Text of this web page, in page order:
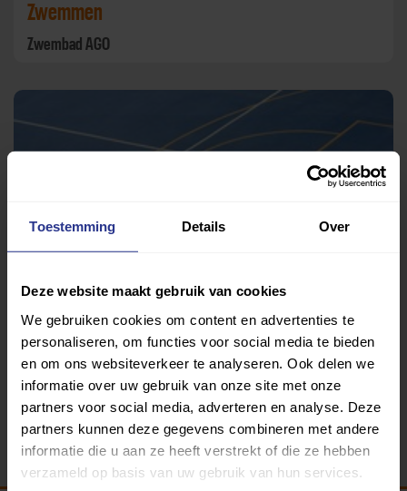
Toestemming Details Over
Deze website maakt gebruik van cookies
We gebruiken cookies om content en advertenties te
personaliseren, om functies voor social media te bieden
en om ons websiteverkeer te analyseren. Ook delen we
informatie over uw gebruik van onze site met onze
partners voor social media, adverteren en analyse. Deze
partners kunnen deze gegevens combineren met andere
informatie die u aan ze heeft verstrekt of die ze hebben
verzameld op basis van uw gebruik van hun services.
Zwemmen
Zwembad AGO
Sport, spel en bewegen
Gymzaal Globeschool/Johannesschool
Terug